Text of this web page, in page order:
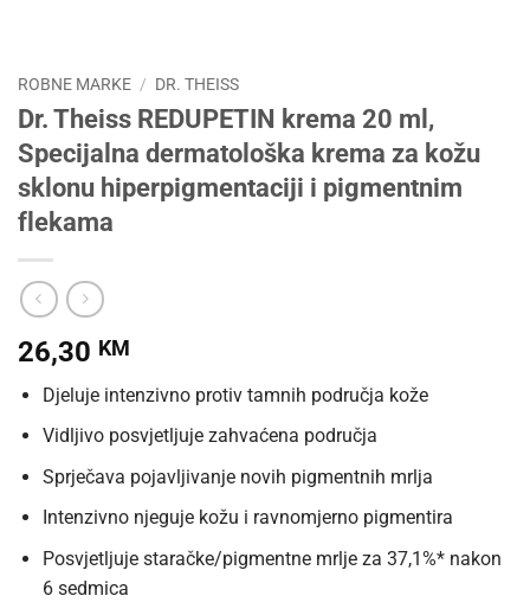
ROBNE MARKE / DR. THEISS
Dr. Theiss REDUPETIN krema 20 ml,
Specijalna dermatološka krema za kožu
sklonu hiperpigmentaciji i pigmentnim
flekama
26,30 KM
Djeluje intenzivno protiv tamnih područja kože
Vidljivo posvjetljuje zahvaćena područja
Sprječava pojavljivanje novih pigmentnih mrlja
Intenzivno njeguje kožu i ravnomjerno pigmentira
Posvjetljuje staračke/pigmentne mrlje za 37,1%* nakon
6 sedmica